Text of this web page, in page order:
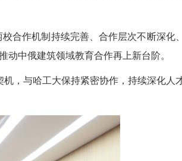
合作机制持续完善、合作层次不断深化
动中俄建筑领域教育合作再上新台阶。
，与哈工大保持紧密协作，持续深化人